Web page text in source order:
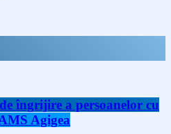
îngrijire a persoanelor cu
Agigea